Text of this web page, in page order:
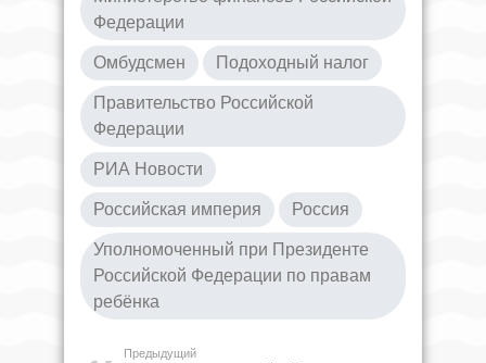
Федерации
Омбудсмен Подоходный налог
Правительство Российской
Федерации
РИА Новости
Российская империя Россия
Уполномоченный при Президенте
Российской Федерации по правам
ребёнка
Предыдущий